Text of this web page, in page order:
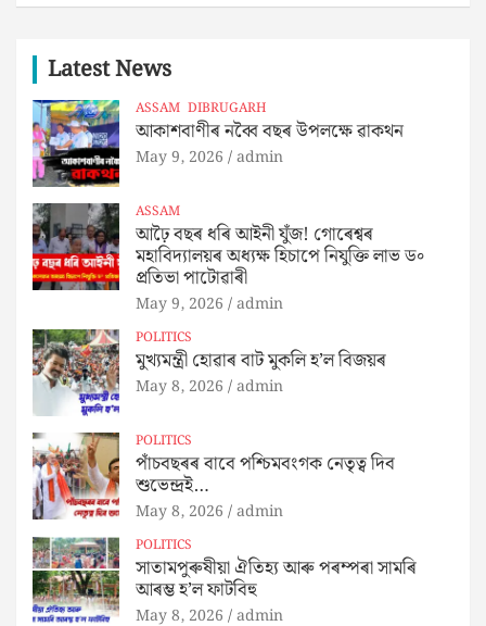
Latest News
ASSAM DIBRUGARH
আকাশবাণীৰ নব্বৈ বছৰ উপলক্ষে ৱাকথন
May 9, 2026 admin
ASSAM
আঢ়ৈ বছৰ ধৰি আইনী যুঁজ! গোৰেশ্বৰ
মহাবিদ্যালয়ৰ অধ্যক্ষ হিচাপে নিযুক্তি লাভ ড৹
প্ৰতিভা পাটোৱাৰী
May 9, 2026 admin
POLITICS
মুখ্যমন্ত্ৰী হোৱাৰ বাট মুকলি হ’ল বিজয়ৰ
May 8, 2026 admin
POLITICS
পাঁচবছৰৰ বাবে পশ্চিমবংগক নেতৃত্ব দিব
শুভেন্দ্ৰই…
May 8, 2026 admin
POLITICS
সাতামপুৰুষীয়া ঐতিহ্য আৰু পৰম্পৰা সামৰি
আৰম্ভ হ’ল ফাটবিহু
May 8, 2026 admin